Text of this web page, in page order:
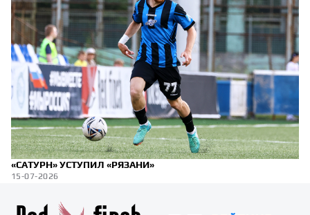
«САТУРН» УСТУПИЛ «РЯЗАНИ»
15-07-2026